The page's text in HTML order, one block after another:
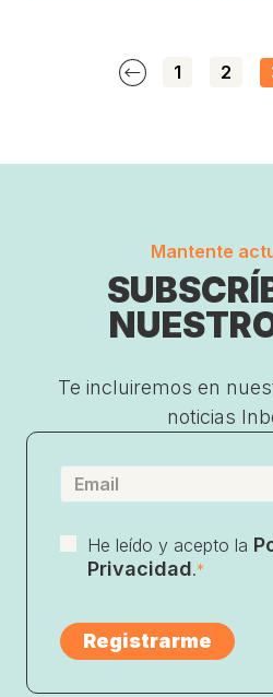
1 2
Mantente
Te incluiremos en
noticias
He leído y acepto la
Privacidad.*